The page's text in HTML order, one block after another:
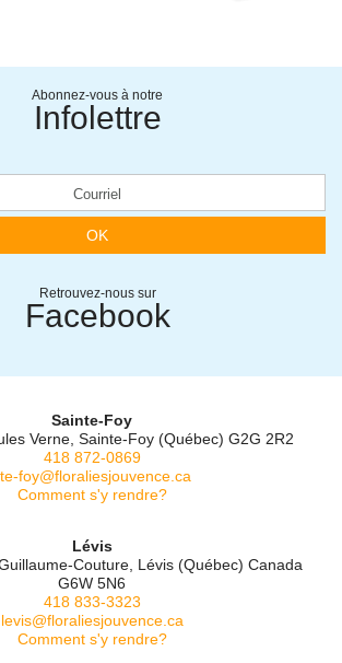
Abonnez-vous à notre
Infolettre
OK
Retrouvez-nous sur
Facebook
Sainte-Foy
Verne, Sainte-Foy (Québec) G2G 2R2
418 872-0869
foy@floraliesjouvence.ca
Comment s'y rendre?
Lévis
Couture, Lévis (Québec) Canada
G6W 5N6
418 833-3323
levis@floraliesjouvence.ca
Comment s'y rendre?